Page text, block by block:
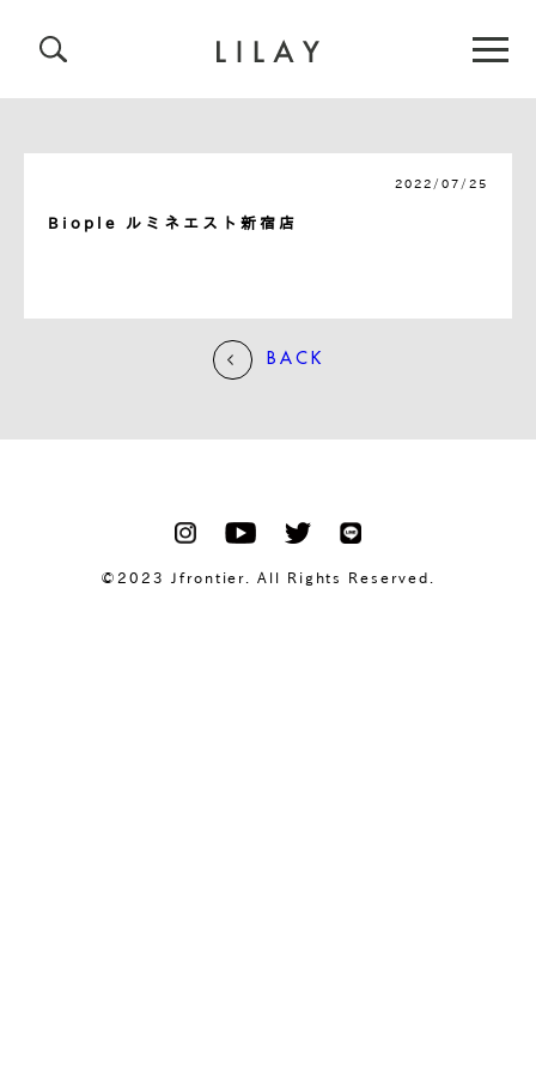
2022/07/25
Biople ルミネエスト新宿店
BACK
©2023 Jfrontier. All Rights Reserved.